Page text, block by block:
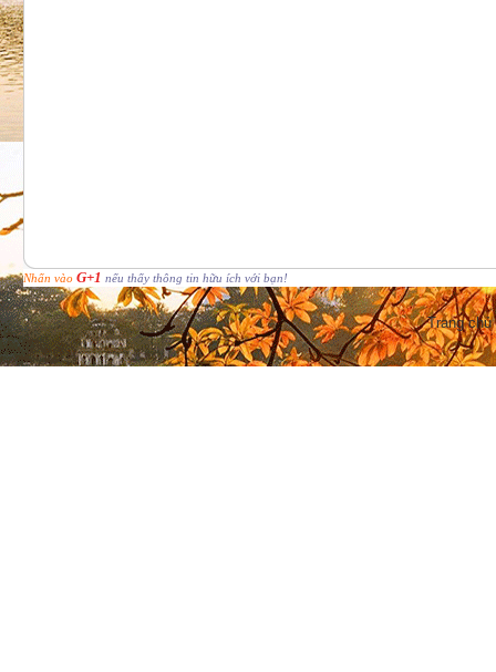
Nhấn vào G+1 nếu thấy thông tin hữu ích với bạn!
Trang